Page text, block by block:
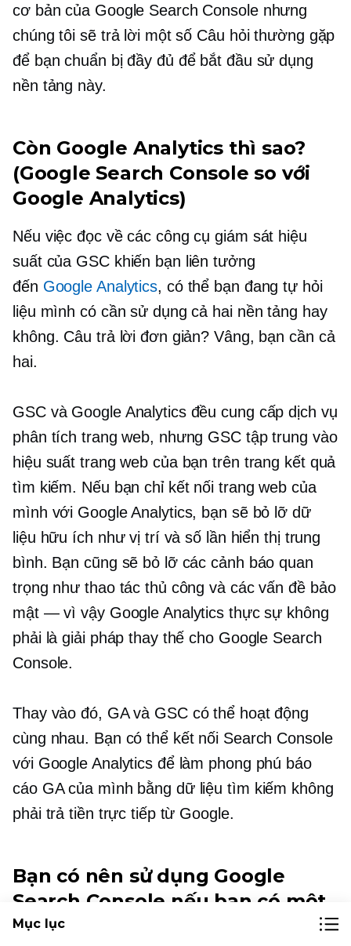
cơ bản của Google Search Console nhưng
chúng tôi sẽ trả lời một số Câu hỏi thường gặp
để bạn chuẩn bị đầy đủ để bắt đầu sử dụng
nền tảng này.
Còn Google Analytics thì sao?
(Google Search Console so với
Google Analytics)
Nếu việc đọc về các công cụ giám sát hiệu
suất của GSC khiến bạn liên tưởng
đến Google Analytics, có thể bạn đang tự hỏi
liệu mình có cần sử dụng cả hai nền tảng hay
không. Câu trả lời đơn giản? Vâng, bạn cần cả
hai.
GSC và Google Analytics đều cung cấp dịch vụ
phân tích trang web, nhưng GSC tập trung vào
hiệu suất trang web của bạn trên trang kết quả
tìm kiếm. Nếu bạn chỉ kết nối trang web của
mình với Google Analytics, bạn sẽ bỏ lỡ dữ
liệu hữu ích như vị trí và số lần hiển thị trung
bình. Bạn cũng sẽ bỏ lỡ các cảnh báo quan
trọng như thao tác thủ công và các vấn đề bảo
mật — vì vậy Google Analytics thực sự không
phải là giải pháp thay thế cho Google Search
Console.
Thay vào đó, GA và GSC có thể hoạt động
cùng nhau. Bạn có thể kết nối Search Console
với Google Analytics để làm phong phú báo
cáo GA của mình bằng dữ liệu tìm kiếm không
phải trả tiền trực tiếp từ Google.
Bạn có nên sử dụng Google
Search Console nếu bạn có một
trang web kinh doanh?
Mục lục